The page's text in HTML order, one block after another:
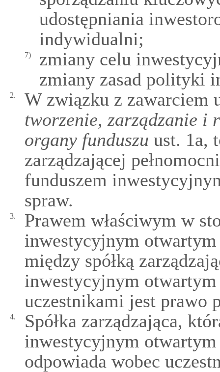
udostępniania
indywidualni;
7)
zmiany celu
zmiany zasad polityki
2.
W związku z zawarciem
tworzenie, zarządzanie i
organy funduszu ust. 1a,
zarządzającej
funduszem
spraw.
3.
Prawem właściwym w
inwestycyjnym
między spółką
inwestycyjnym
uczestnikami jest prawo
4.
Spółka zarządzająca,
inwestycyjnym
odpowiada wobec